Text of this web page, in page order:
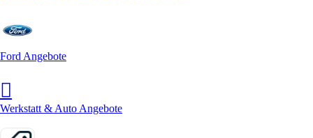
Ford Angebote
Werkstatt & Auto Angebote